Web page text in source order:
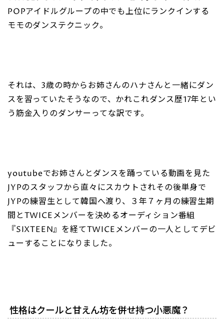
POPアイドルグループの中でも上位にランクインする
モモのダンステクニック。
それは、3歳の時からお姉さんのハナさんと一緒にダン
スを習っていたそうなので、かれこれダンス歴17年とい
う筋金入りのダンサーってな訳です。
youtubeでお姉さんとダンスを踊っている動画を見た
JYPのスタッフから直々にスカウトされその後単身で
JYPの練習生として韓国へ渡り、３年７ヶ月の練習生期
間とTWICEメンバーを決めるオーディション番組
『SIXTEEN』を経てTWICEメンバーの一人としてデビ
ューすることになりました。
性格はクールと甘えん坊を併せ持つ小悪魔？